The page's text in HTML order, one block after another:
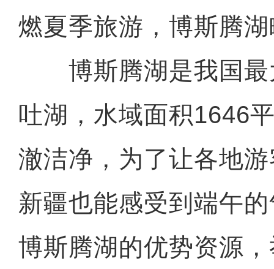
燃夏季旅游，博斯腾
博斯腾湖是我国最
吐湖，水域面积1646
澈洁净，为了让各地
新疆也能感受到端午
博斯腾湖的优势资源